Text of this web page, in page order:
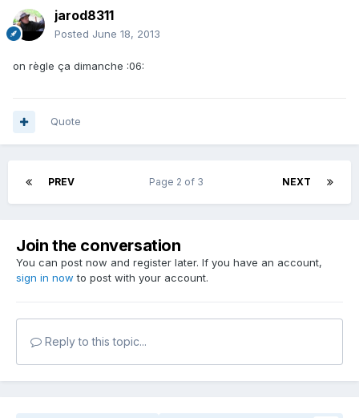
jarod8311
Posted June 18, 2013
on règle ça dimanche :06:
Quote
PREV NEXT
Page 2 of 3
Join the conversation
You can post now and register later. If you have an account,
sign in now to post with your account.
Reply to this topic...